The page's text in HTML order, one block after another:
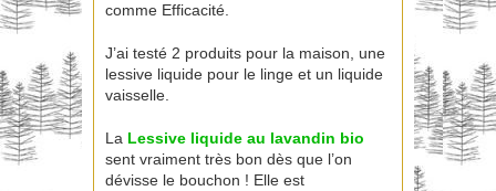
comme Efficacité.
J’ai testé 2 produits pour la maison, une
lessive liquide pour le linge et un liquide
vaisselle.
La Lessive liquide au lavandin bio
sent vraiment très bon dès que l’on
dévisse le bouchon ! Elle est